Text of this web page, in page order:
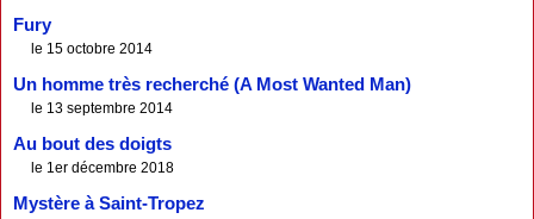
Fury
le 15 octobre 2014
Un homme très recherché (A Most Wanted Man)
le 13 septembre 2014
Au bout des doigts
le 1er décembre 2018
Mystère à Saint-Tropez